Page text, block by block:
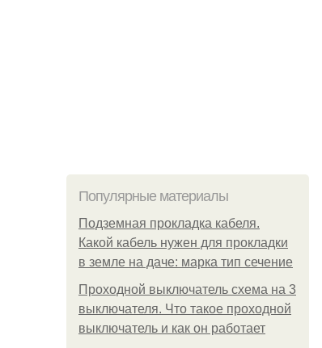
Популярные материалы
Подземная прокладка кабеля.
Какой кабель нужен для прокладки
в земле на даче: марка тип сечение
Проходной выключатель схема на 3
выключателя. Что такое проходной
выключатель и как он работает